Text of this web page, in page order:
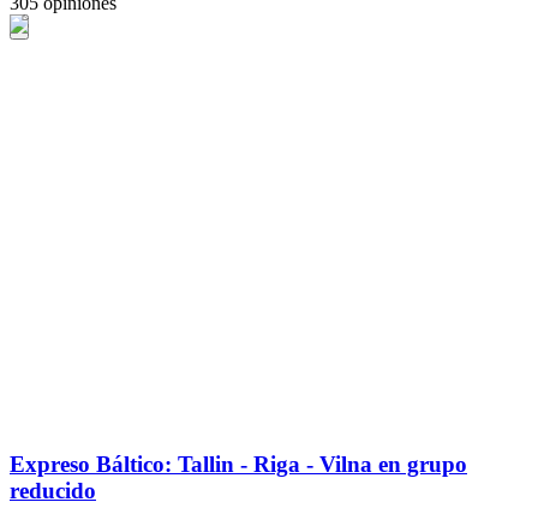
Expreso Báltico: Tallin - Riga - Vilna en grupo
reducido